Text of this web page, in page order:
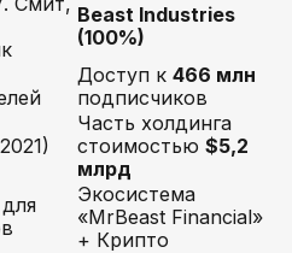
Beast Industries
(100%)
Доступ к 466 млн
подписчиков
Часть холдинга
стоимостью $5,2
млрд
Экосистема
«MrBeast Financial»
+ Крипто